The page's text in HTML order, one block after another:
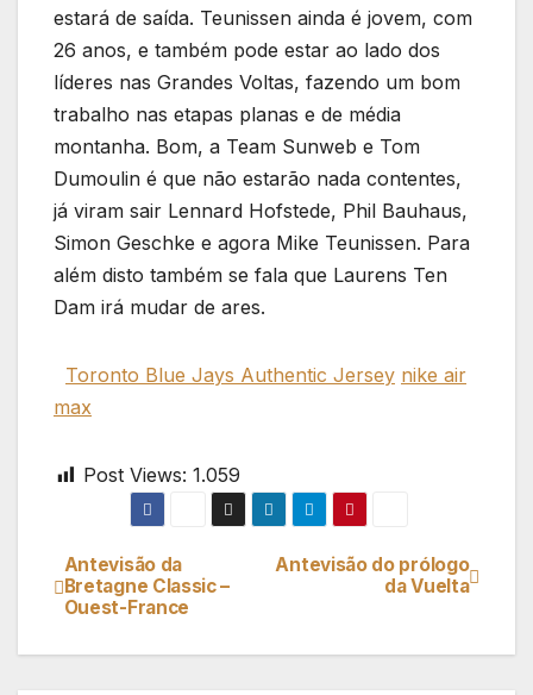
estará de saída. Teunissen ainda é jovem, com
26 anos, e também pode estar ao lado dos
líderes nas Grandes Voltas, fazendo um bom
trabalho nas etapas planas e de média
montanha. Bom, a Team Sunweb e Tom
Dumoulin é que não estarão nada contentes,
já viram sair Lennard Hofstede, Phil Bauhaus,
Simon Geschke e agora Mike Teunissen. Para
além disto também se fala que Laurens Ten
Dam irá mudar de ares.
Toronto Blue Jays Authentic Jersey nike air
max
Post Views: 1.059
Navegação
de
Antevisão do prólogo
da Vuelta
Antevisão da
Bretagne Classic –
Ouest-France